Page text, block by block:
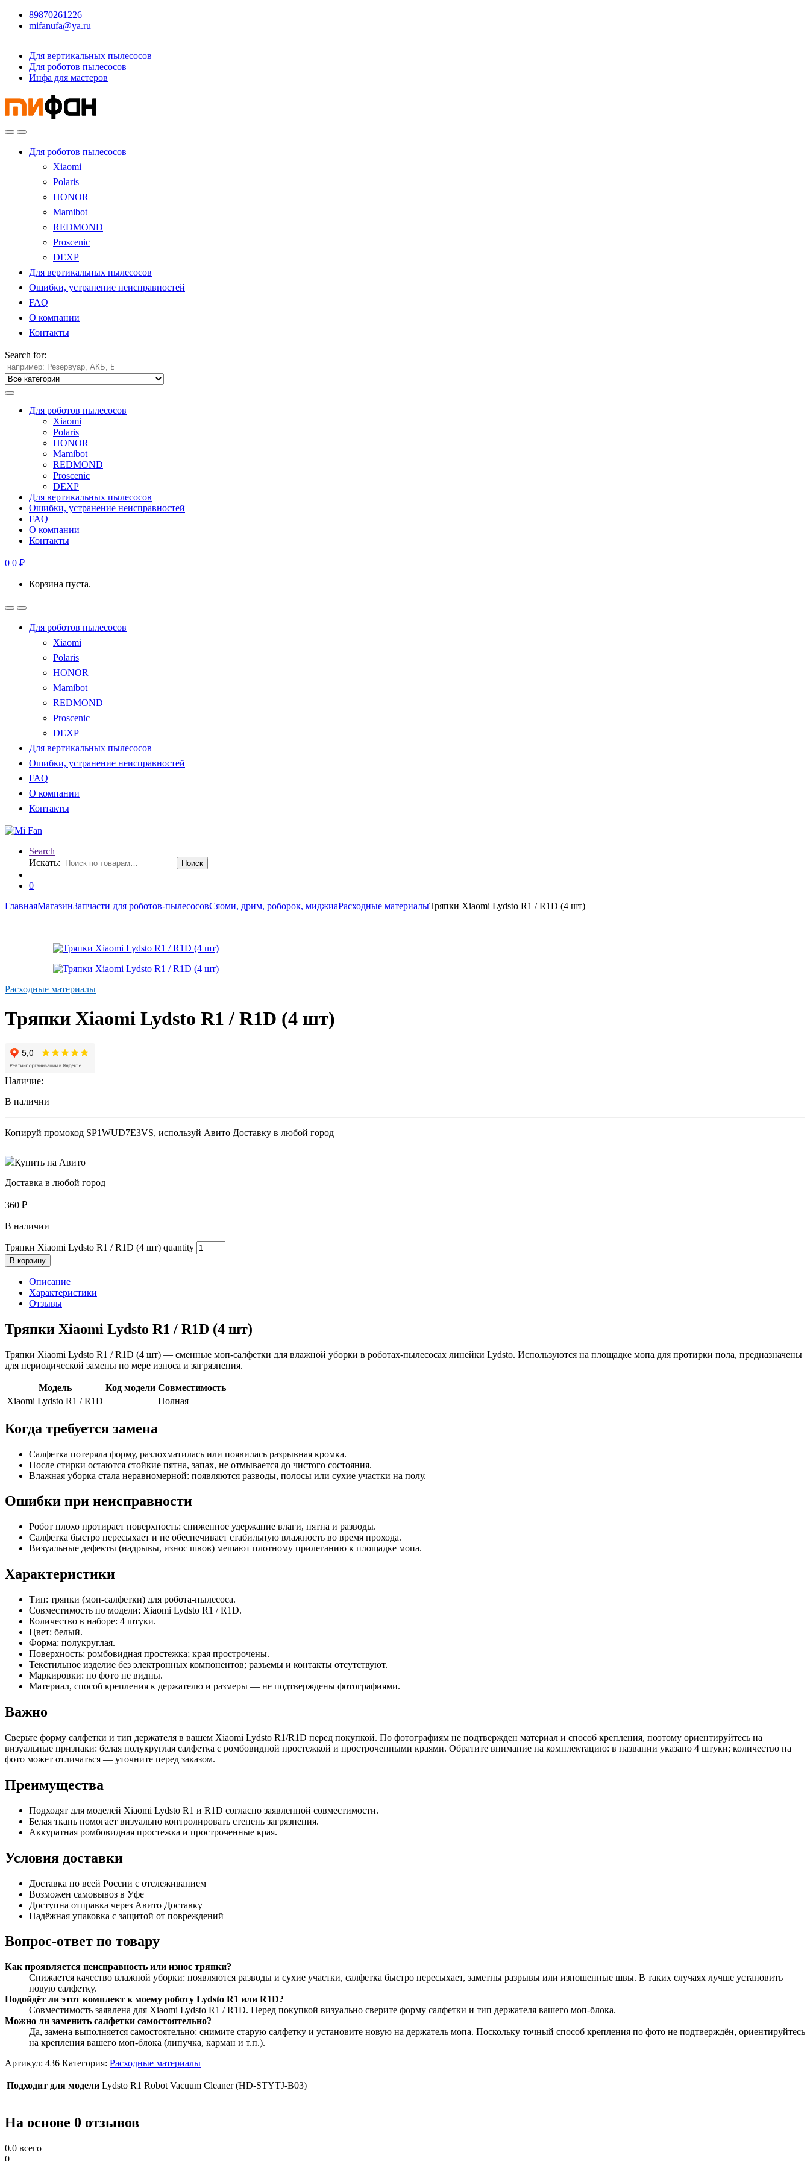
89870261226
mifanufa@ya.ru
Для вертикальных пылесосов
Для роботов пылесосов
Инфа для мастеров
Для роботов пылесосов
Xiaomi
Polaris
HONOR
Mamibot
REDMOND
Proscenic
DEXP
Для вертикальных пылесосов
Ошибки, устранение неисправностей
FAQ
О компании
Контакты
Search for:
Для роботов пылесосов
Xiaomi
Polaris
HONOR
Mamibot
REDMOND
Proscenic
DEXP
Для вертикальных пылесосов
Ошибки, устранение неисправностей
FAQ
О компании
Контакты
0 0 ₽
Корзина пуста.
Для роботов пылесосов
Xiaomi
Polaris
HONOR
Mamibot
REDMOND
Proscenic
DEXP
Для вертикальных пылесосов
Ошибки, устранение неисправностей
FAQ
О компании
Контакты
Search
Искать:
Поиск
0
ГлавнаяМагазинЗапчасти для роботов-пылесосовСяоми, дрим, роборок, миджиаРасходные материалыТряпки Xiaomi Lydsto R1 / R1D (4 шт)
Расходные материалы
Тряпки Xiaomi Lydsto R1 / R1D (4 шт)
Наличие:
В наличии
Копируй промокод SP1WUD7E3VS, используй Авито Доставку в любой город
Купить на Авито
Доставка в любой город
360 ₽
В наличии
Тряпки Xiaomi Lydsto R1 / R1D (4 шт) quantity
В корзину
Описание
Характеристики
Отзывы
Тряпки Xiaomi Lydsto R1 / R1D (4 шт)
Тряпки Xiaomi Lydsto R1 / R1D (4 шт) — сменные моп-салфетки для влажной уборки в роботах-пылесосах линейки Lydsto. Используются на площадке мопа для протирки пола, предназначены
для периодической замены по мере износа и загрязнения.
Модель Код модели Совместимость
Xiaomi Lydsto R1 / R1D
Полная
Когда требуется замена
Салфетка потеряла форму, разлохматилась или появилась разрывная кромка.
После стирки остаются стойкие пятна, запах, не отмывается до чистого состояния.
Влажная уборка стала неравномерной: появляются разводы, полосы или сухие участки на полу.
Ошибки при неисправности
Робот плохо протирает поверхность: сниженное удержание влаги, пятна и разводы.
Салфетка быстро пересыхает и не обеспечивает стабильную влажность во время прохода.
Визуальные дефекты (надрывы, износ швов) мешают плотному прилеганию к площадке мопа.
Характеристики
Тип: тряпки (моп-салфетки) для робота-пылесоса.
Совместимость по модели: Xiaomi Lydsto R1 / R1D.
Количество в наборе: 4 штуки.
Цвет: белый.
Форма: полукруглая.
Поверхность: ромбовидная простежка; края прострочены.
Текстильное изделие без электронных компонентов; разъемы и контакты отсутствуют.
Маркировки: по фото не видны.
Материал, способ крепления к держателю и размеры — не подтверждены фотографиями.
Важно
Сверьте форму салфетки и тип держателя в вашем Xiaomi Lydsto R1/R1D перед покупкой. По фотографиям не подтвержден материал и способ крепления, поэтому ориентируйтесь на
визуальные признаки: белая полукруглая салфетка с ромбовидной простежкой и простроченными краями. Обратите внимание на комплектацию: в названии указано 4 штуки; количество на
фото может отличаться — уточните перед заказом.
Преимущества
Подходят для моделей Xiaomi Lydsto R1 и R1D согласно заявленной совместимости.
Белая ткань помогает визуально контролировать степень загрязнения.
Аккуратная ромбовидная простежка и простроченные края.
Условия доставки
Доставка по всей России с отслеживанием
Возможен самовывоз в Уфе
Доступна отправка через Авито Доставку
Надёжная упаковка с защитой от повреждений
Вопрос-ответ по товару
Как проявляется неисправность или износ тряпки?
Снижается качество влажной уборки: появляются разводы и сухие участки, салфетка быстро пересыхает, заметны разрывы или изношенные швы. В таких случаях лучше установить
новую салфетку.
Подойдёт ли этот комплект к моему роботу Lydsto R1 или R1D?
Совместимость заявлена для Xiaomi Lydsto R1 / R1D. Перед покупкой визуально сверите форму салфетки и тип держателя вашего моп-блока.
Можно ли заменить салфетки самостоятельно?
Да, замена выполняется самостоятельно: снимите старую салфетку и установите новую на держатель мопа. Поскольку точный способ крепления по фото не подтверждён, ориентируйтесь
на крепления вашего моп-блока (липучка, карман и т.п.).
Артикул: 436 Категория: Расходные материалы
Подходит для модели Lydsto R1 Robot Vacuum Cleaner (HD-STYTJ-B03)
На основе 0 отзывов
0.0 всего